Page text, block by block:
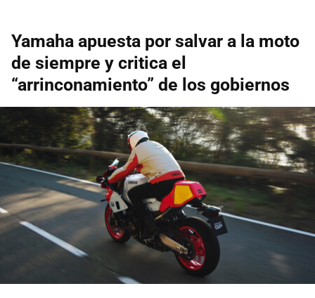
Yamaha apuesta por salvar a la moto
de siempre y critica el
“arrinconamiento” de los gobiernos